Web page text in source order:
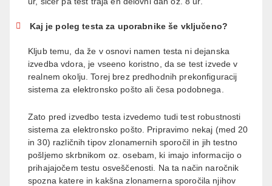
Kaj je poleg testa za uporabnike še vključeno?
Kljub temu, da že v osnovi namen testa ni dejanska
izvedba vdora, je vseeno koristno, da se test izvede v
realnem okolju. Torej brez predhodnih prekonfiguracij
sistema za elektronsko pošto ali česa podobnega.
Zato pred izvedbo testa izvedemo tudi test robustnosti
sistema za elektronsko pošto. Pripravimo nekaj (med 20
in 30) različnih tipov zlonamernih sporočil in jih testno
pošljemo skrbnikom oz. osebam, ki imajo informacijo o
prihajajočem testu osveščenosti. Na ta način naročnik
spozna katere in kakšna zlonamerna sporočila njihov